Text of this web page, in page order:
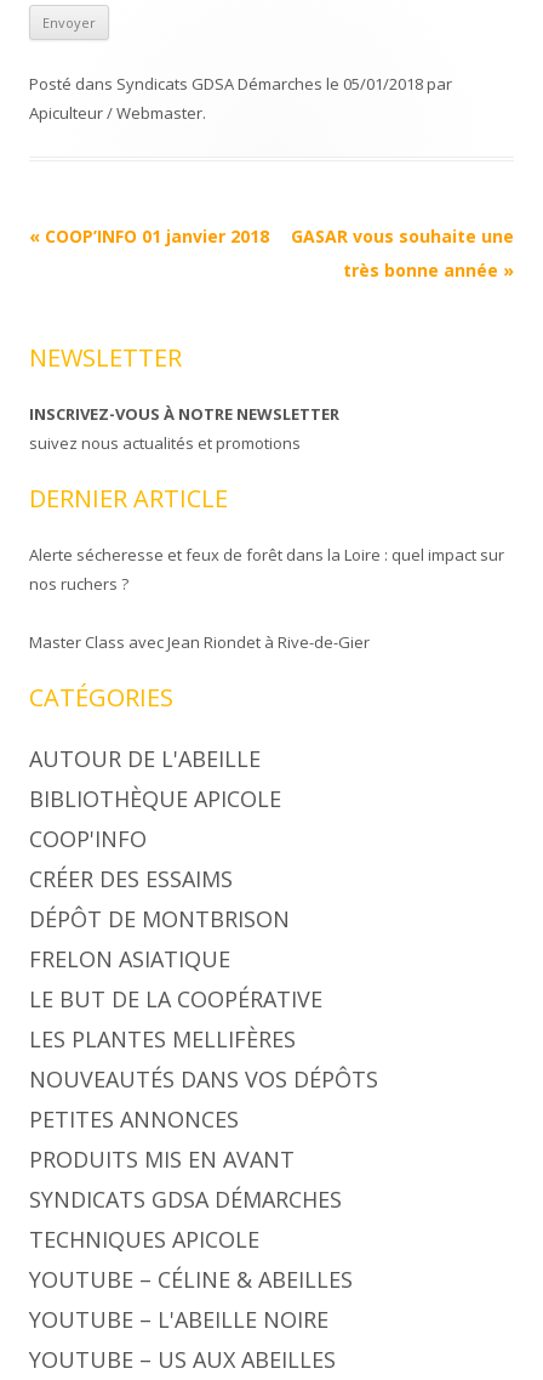
Posté dans Syndicats GDSA Démarches le 05/01/2018par
Apiculteur / Webmaster.
Navigation
« COOP’INFO 01 janvier 2018
GASAR vous souhaite une
très bonne année »
NEWSLETTER
INSCRIVEZ-VOUS À NOTRE NEWSLETTER
suivez nous actualités et promotions
DERNIER ARTICLE
Alerte sécheresse et feux de forêt dans la Loire : quel impact sur
nos ruchers ?
Master Class avec Jean Riondet à Rive-de-Gier
CATÉGORIES
AUTOUR DE L'ABEILLE
BIBLIOTHÈQUE APICOLE
COOP'INFO
CRÉER DES ESSAIMS
DÉPÔT DE MONTBRISON
FRELON ASIATIQUE
LE BUT DE LA COOPÉRATIVE
LES PLANTES MELLIFÈRES
NOUVEAUTÉS DANS VOS DÉPÔTS
PETITES ANNONCES
PRODUITS MIS EN AVANT
SYNDICATS GDSA DÉMARCHES
TECHNIQUES APICOLE
YOUTUBE – CÉLINE & ABEILLES
YOUTUBE – L'ABEILLE NOIRE
YOUTUBE – US AUX ABEILLES